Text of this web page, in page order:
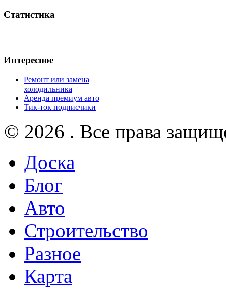
Статистика
Интересное
Ремонт или замена
холодильника
Аренда премиум авто
Тик-ток подписчики
© 2026 . Все права
Доска
Блог
Авто
Строительство
Разное
Карта